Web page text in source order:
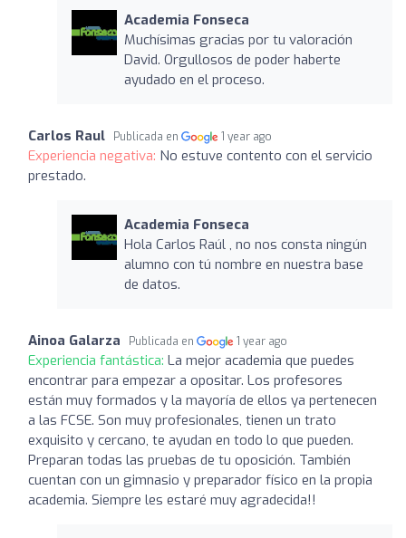
Academia Fonseca
Muchísimas gracias por tu valoración
David. Orgullosos de poder haberte
ayudado en el proceso.
Carlos Raul Publicada en 1 year ago
Experiencia negativa: No estuve contento con el servicio
prestado.
Academia Fonseca
Hola Carlos Raúl , no nos consta ningún
alumno con tú nombre en nuestra base
de datos.
Ainoa Galarza Publicada en 1 year ago
Experiencia fantástica: La mejor academia que puedes
encontrar para empezar a opositar. Los profesores
están muy formados y la mayoría de ellos ya pertenecen
a las FCSE. Son muy profesionales, tienen un trato
exquisito y cercano, te ayudan en todo lo que pueden.
Preparan todas las pruebas de tu oposición. También
cuentan con un gimnasio y preparador físico en la propia
academia. Siempre les estaré muy agradecida!!